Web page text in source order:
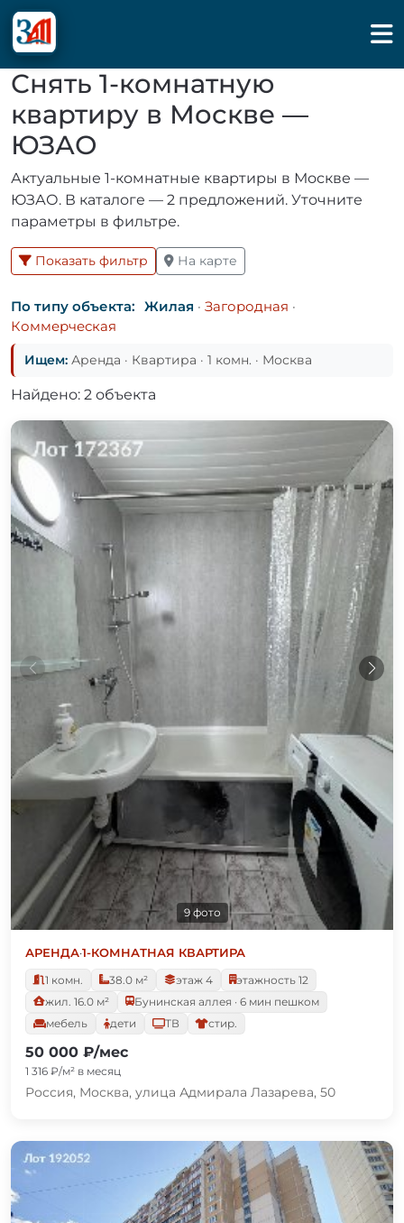
Снять 1-комнатную
квартиру в Москве —
ЮЗАО
Актуальные 1-комнатные квартиры в Москве —
ЮЗАО. В каталоге — 2 предложений. Уточните
параметры в фильтре.
Показать фильтр На карте
По типу объекта: Жилая · Загородная ·
Коммерческая
Ищем: Аренда · Квартира · 1 комн. · Москва
Найдено: 2 объекта
9 фото
АРЕНДА·1-КОМНАТНАЯ КВАРТИРА
1 комн.
38.0 м² этаж 4
этажность 12
жил. 16.0 м²
Бунинская аллея · 6 мин пешком
мебель
дети ТВ стир.
50 000 ₽/мес
1 316 ₽/м² в месяц
Россия, Москва, улица Адмирала Лазарева, 50